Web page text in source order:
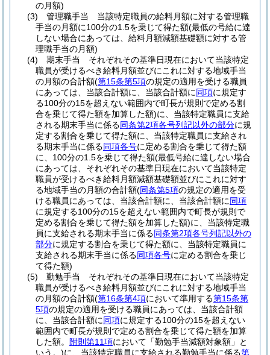
の月額)
(3)
管理職手当 当該特定職員の給料月額に対する管理職
手当の月額に100分の1.5を乗じて得た額(最低の号給に達
しない場合にあっては、給料月額減額基礎額に対する管
理職手当の月額)
(4)
期末手当 それぞれその基準日現在において当該特定
職員が受けるべき給料月額並びにこれに対する地域手当
の月額の合計額(第15条第5項の規定の適用を受ける職員
にあっては、当該合計額に、当該合計額に同項に規定す
る100分の15を超えない範囲内で町長が規則で定める割
合を乗じて得た額を加算した額)に、当該特定職員に支給
される期末手当に係る同条第2項各号列記以外の部分に規
定する割合を乗じて得た額に、当該特定職員に支給され
る期末手当に係る同項各号に定める割合を乗じて得た額
に、100分の1.5を乗じて得た額(最低号給に達しない場合
にあっては、それぞれその基準日現在において当該特定
職員が受けるべき給料月額減額基礎額並びにこれに対す
る地域手当の月額の合計額(同条第5項の規定の適用を受
ける職員にあっては、当該合計額に、当該合計額に同項
に規定する100分の15を超えない範囲内で町長が規則で
定める割合を乗じて得た額を加算した額)に、当該特定職
員に支給される期末手当に係る同条第2項各号列記以外の
部分に規定する割合を乗じて得た額に、当該特定職員に
支給される期末手当に係る同項各号に定める割合を乗じ
て得た額)
(5)
勤勉手当 それぞれその基準日現在において当該特定
職員が受けるべき給料月額並びにこれに対する地域手当
の月額の合計額(第16条第4項において準用する第15条第
5項の規定の適用を受ける職員にあっては、当該合計額
に、当該合計額に同項に規定する100分の15を超えない
範囲内で町長が規則で定める割合を乗じて得た額を加算
した額。
附則第11項において「勤勉手当減額対象額」と
いう。)に、当該特定職員に支給される勤勉手当に係る第